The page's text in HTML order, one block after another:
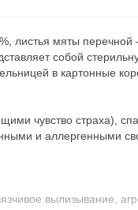
листья мяты
собой
в картонные
чувство страха),
и аллергенными
вылизывание,